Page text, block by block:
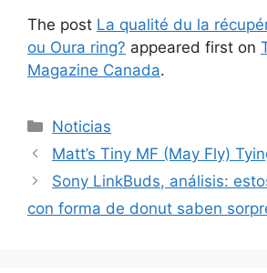
The post La qualité du la
ou Oura ring? appeared first on
Magazine Canada.
Categorías
Noticias
Matt’s Tiny MF (May Fly)
Sony LinkBuds, análisis:
con forma de donut saben